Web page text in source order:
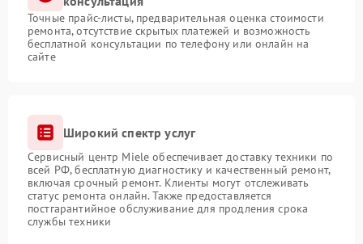
Точные прайс-листы, предварительная оценка стоимости
ремонта, отсутствие скрытых платежей и возможность
бесплатной консультации по телефону или онлайн на
сайте
Широкий спектр услуг
Сервисный центр Miele обеспечивает доставку техники по
всей РФ, бесплатную диагностику и качественный ремонт,
включая срочный ремонт. Клиенты могут отслеживать
статус ремонта онлайн. Также предоставляется
постгарантийное обслуживание для продления срока
службы техники